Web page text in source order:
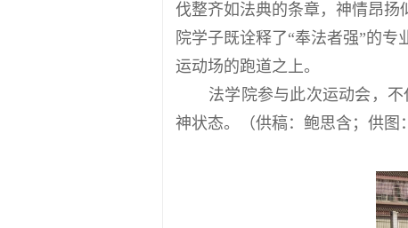
伐整齐如法典的条章，神情昂
院学子既诠释了“奉法者强”的
运动场的跑道之上。
法学院参与此次运动会，
神状态。（供稿：鲍思含；供图